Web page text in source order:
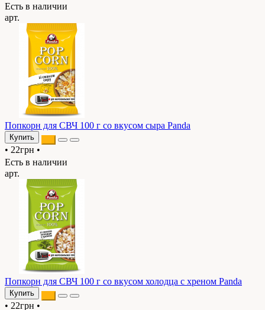
Есть в наличии
арт.
Попкорн для СВЧ 100 г со вкусом сыра Panda
Купить
• 22грн •
Есть в наличии
арт.
Попкорн для СВЧ 100 г со вкусом холодца с хреном Panda
Купить
• 22грн •